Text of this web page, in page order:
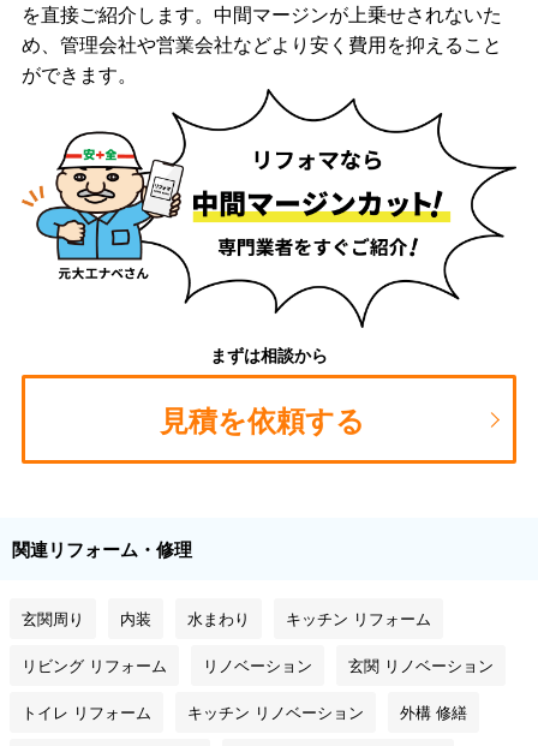
を直接ご紹介します。中間マージンが上乗せされないた
め、管理会社や営業会社などより安く費用を抑えること
ができます。
まずは相談から
見積を依頼する
関連リフォーム・修理
玄関周り 内装 水まわり キッチン リフォーム
リビング リフォーム リノベーション 玄関 リノベーション
トイレ リフォーム キッチン リノベーション 外構 修繕